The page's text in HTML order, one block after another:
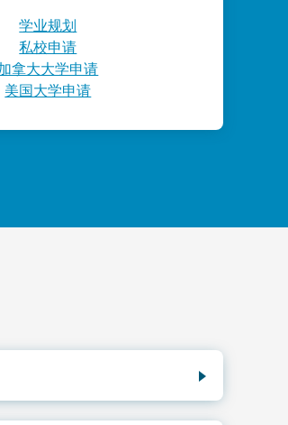
学业规划
私校申请
拿大大学申请
美国大学申请